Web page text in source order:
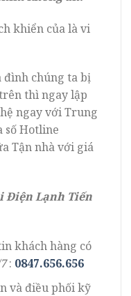
khiển của là vi
đình chúng ta bị
thì ngay lập
ngay với Trung
số Hotline
Tận nhà với giá
Điện Lạnh Tiến
khách hàng có
: 0847.656.656
và điều phối kỹ